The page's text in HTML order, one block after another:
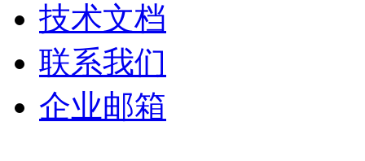
技术文档
联系我们
企业邮箱